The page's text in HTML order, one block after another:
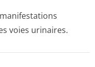
voies urinaires.